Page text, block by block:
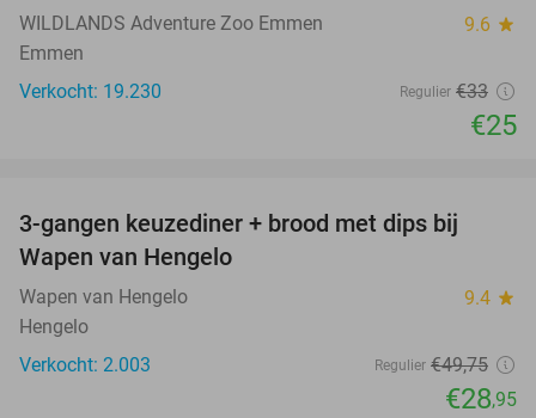
WILDLANDS Adventure Zoo Emmen 9.6 star
Emmen
Verkocht: 19.230
Regulier €33
€25
3-gangen keuzediner + brood met dips bij
Wapen van Hengelo
Wapen van Hengelo 9.4 star
Hengelo
Verkocht: 2.003
Regulier €49,75
€28,95